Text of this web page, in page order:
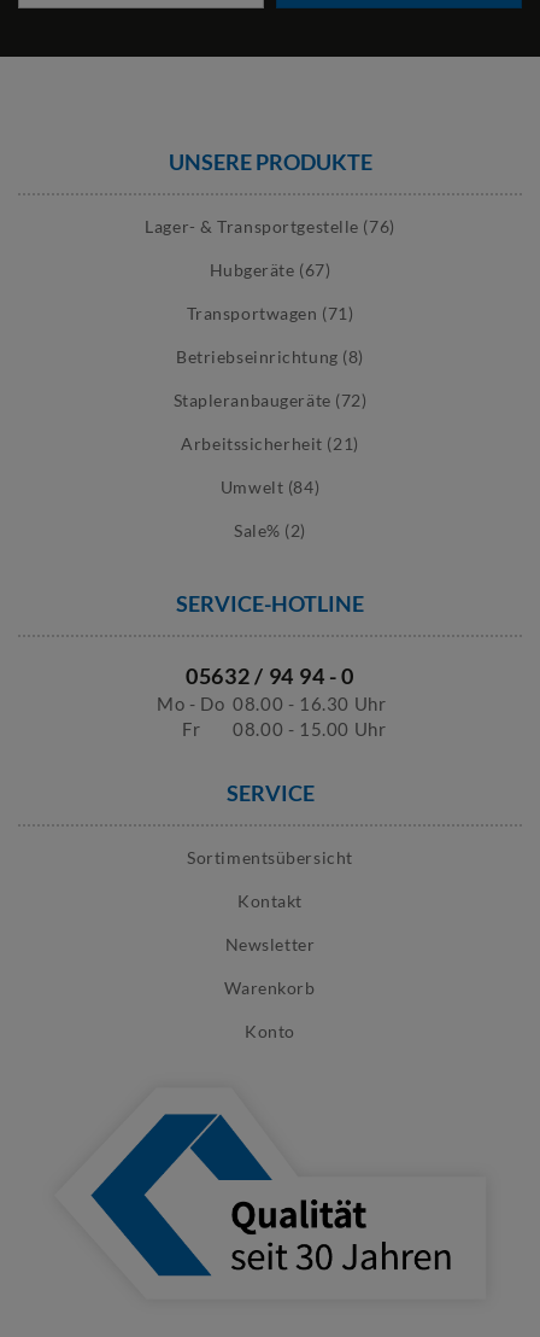
UNSERE PRODUKTE
Lager- & Transportgestelle (76)
Hubgeräte (67)
Transportwagen (71)
Betriebseinrichtung (8)
Stapleranbaugeräte (72)
Arbeitssicherheit (21)
Umwelt (84)
Sale% (2)
SERVICE-HOTLINE
05632 / 94 94 - 0
Mo - Do 08.00 - 16.30 Uhr
Fr
08.00 - 15.00 Uhr
SERVICE
Sortimentsübersicht
Kontakt
Newsletter
Warenkorb
Konto